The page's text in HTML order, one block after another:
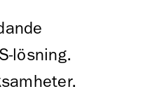
lösning.